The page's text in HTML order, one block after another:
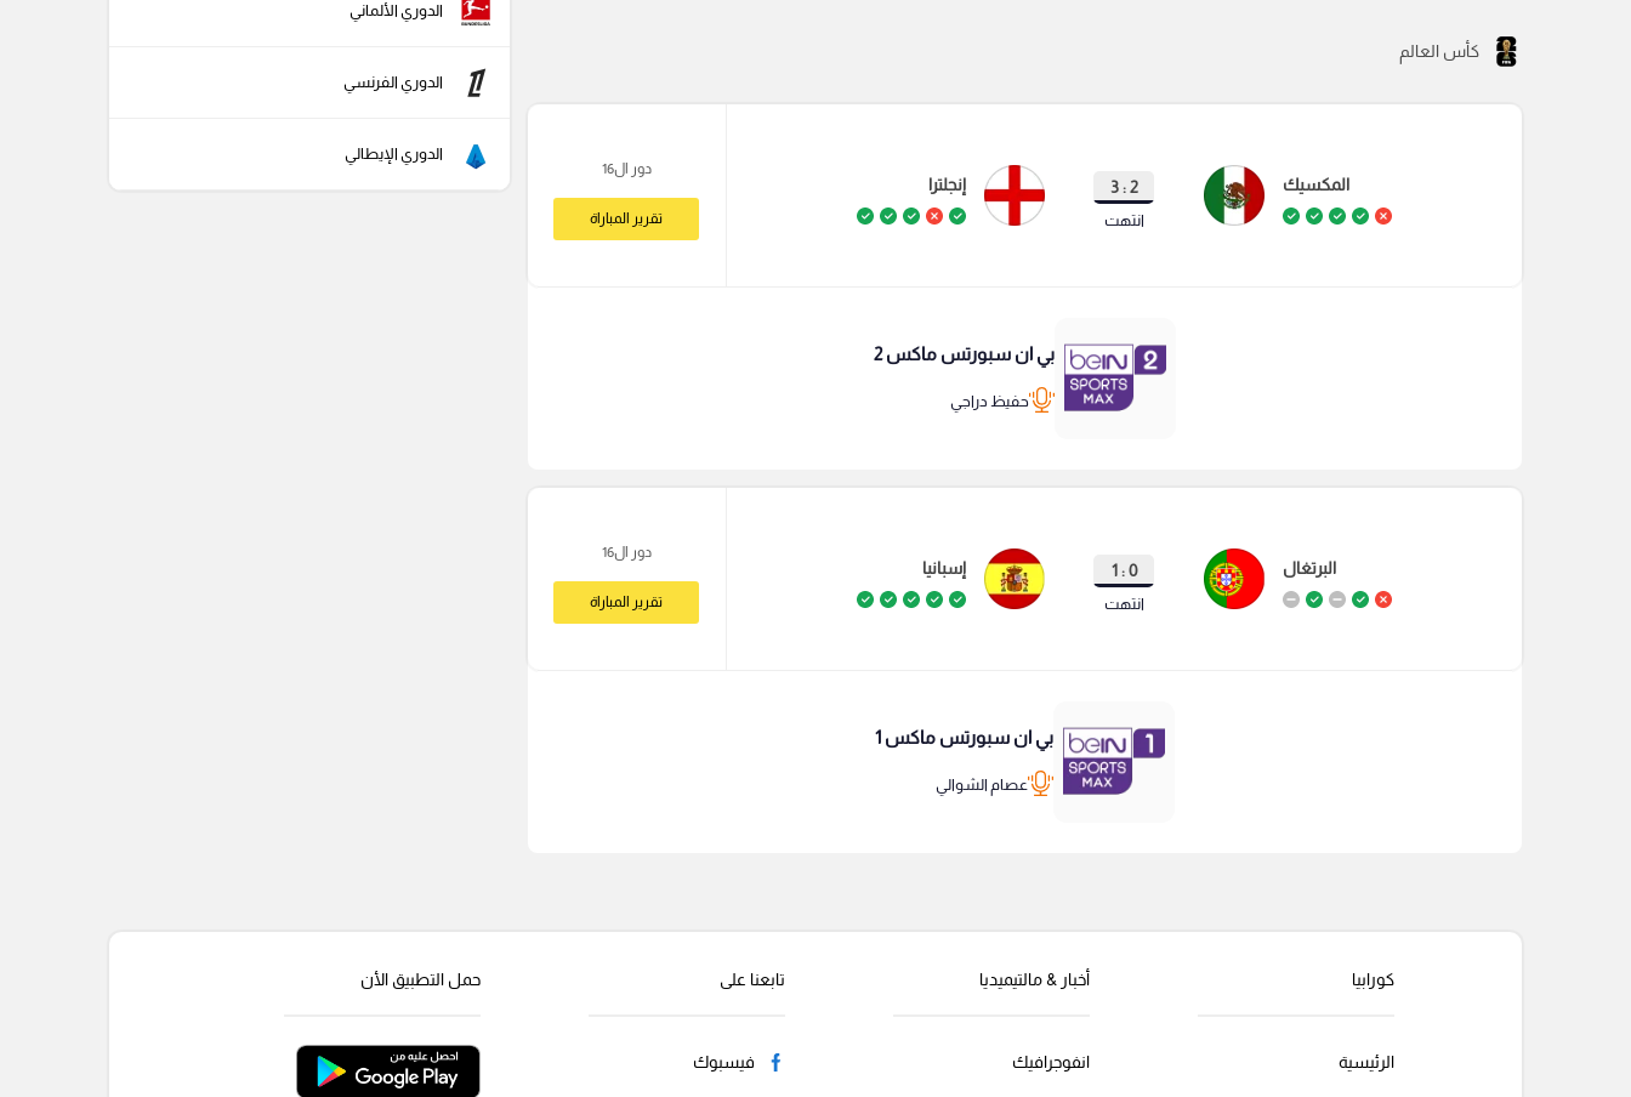
كأس العالم
المكسيك 2 : 3
انتهت
إنجلترا
دور ال16
تقرير المباراة
بي ان سبورتس ماكس 2
حفيظ دراجي
البرتغال 0 : 1
انتهت
إسبانيا
دور ال16
تقرير المباراة
بي ان سبورتس ماكس 1
عصام الشوالي
الدوري الألماني
الدوري الفرنسي
الدوري الإيطالي
كورابيا
الرئيسية
أخبار & مالتيميديا
انفوجرافيك
تابعنا على
فيسبوك
حمل التطبيق الأن